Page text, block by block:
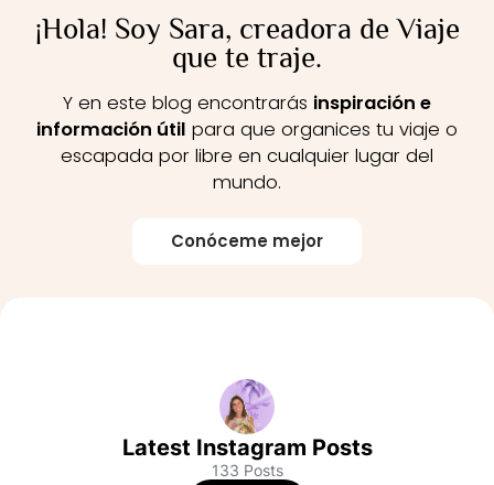
¡Hola! Soy Sara, creadora de Viaje
que te traje.
Y en este blog encontrarás inspiración e
información útil para que organices tu viaje o
escapada por libre en cualquier lugar del
mundo.
Conóceme mejor